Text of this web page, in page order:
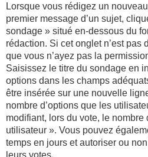
Lorsque vous rédigez un
premier message d’un sujet,
sondage » situé en-dessous du
rédaction. Si cet onglet n’est pas
que vous n’ayez pas la
Saisissez le titre du sondage en
options dans les champs
être insérée sur une nouvelle
nombre d’options que les
modifiant, lors du vote, le nombre
utilisateur ». Vous pouvez
temps en jours et autoriser ou